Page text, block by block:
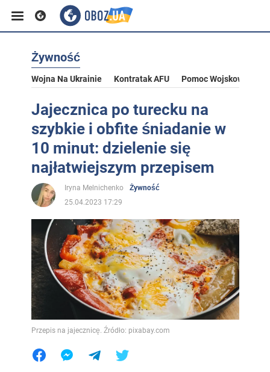
Żywność
Wojna Na Ukrainie Kontratak AFU Pomoc Wojskowa Dla
Jajecznica po turecku na
szybkie i obfite śniadanie w
10 minut: dzielenie się
najłatwiejszym przepisem
Iryna Melnichenko
Żywność
25.04.2023 17:29
Przepis na jajecznicę. Źródło: pixabay.com